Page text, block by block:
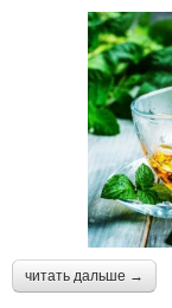
читать дальше →